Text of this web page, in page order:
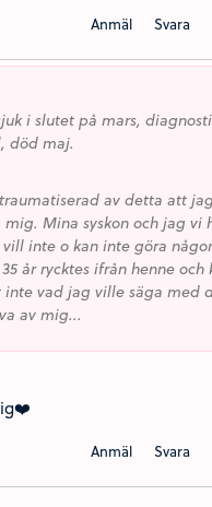
Anmäl Svara
i slutet på mars,
död maj.
av detta att
Mina syskon och jag vi
inte o kan inte göra
år rycktes ifrån henne och
inte vad jag ville säga med
av mig...
Anmäl Svara